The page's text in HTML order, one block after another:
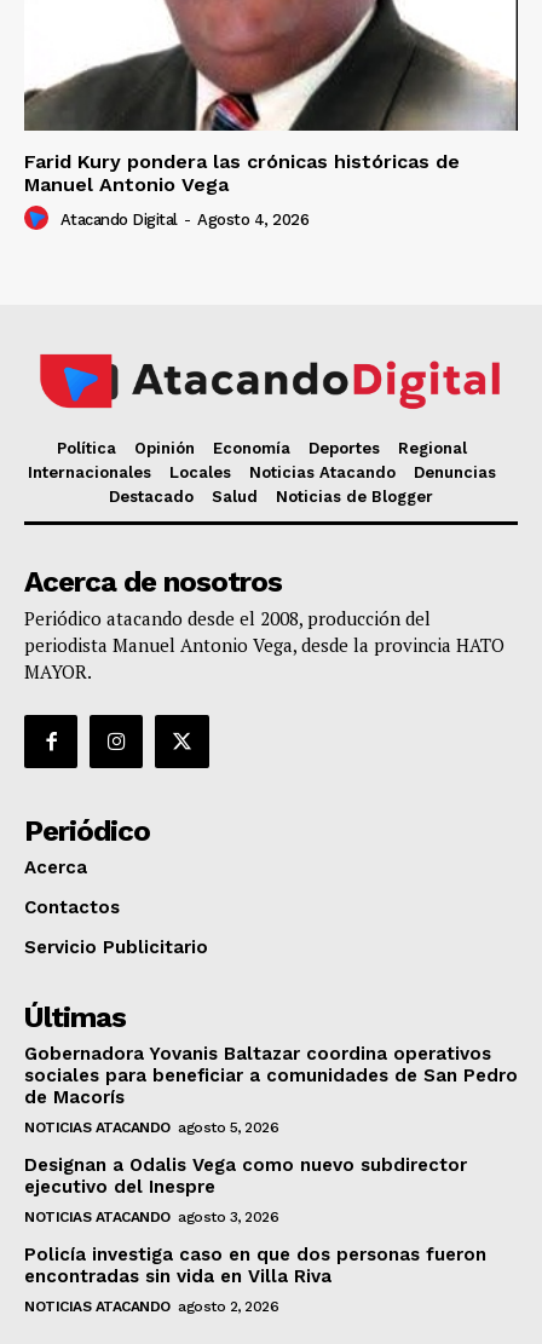
Farid Kury pondera las crónicas históricas de
Manuel Antonio Vega
Atacando Digital - Agosto 4, 2026
Política Opinión Economía Deportes
Regional
Internacionales
Locales Noticias Atacando
Denuncias
Destacado
Salud Noticias de Blogger
Acerca de nosotros
Periódico atacando desde el 2008, producción del
periodista Manuel Antonio Vega, desde la provincia HATO
MAYOR.
Periódico
Acerca
Contactos
Servicio Publicitario
Últimas
Gobernadora Yovanis Baltazar coordina operativos
sociales para beneficiar a comunidades de San Pedro
de Macorís
NOTICIAS ATACANDO agosto 5, 2026
Designan a Odalis Vega como nuevo subdirector
ejecutivo del Inespre
NOTICIAS ATACANDO agosto 3, 2026
Policía investiga caso en que dos personas fueron
encontradas sin vida en Villa Riva
NOTICIAS ATACANDO agosto 2, 2026